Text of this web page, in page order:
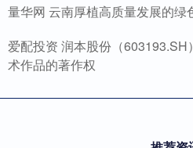
量华网 云南厚植高质量发展的绿
爱配投资 润本股份（
术作品的著作权